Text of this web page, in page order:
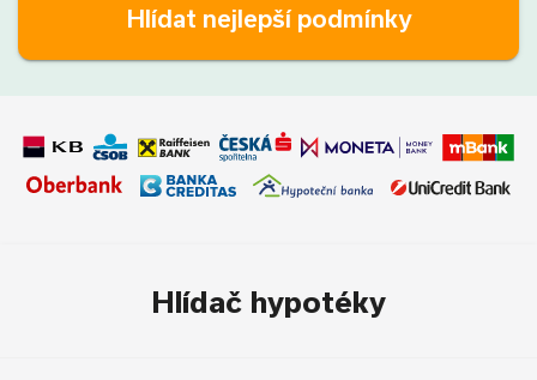
Hlídat nejlepší podmínky
Hlídač hypotéky